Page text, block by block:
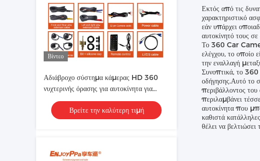
Βίντεο
Αδιάβροχο σύστημα κάμερας HD 360
νυχτερινής όρασης για αυτοκίνητα για
οθόνη 8,8 ιντσών Mazda
Βρείτε την καλύτερη τιμή
Εκτός από τις
χαρακτηριστικό
εάν υπάρχει
αυτοκίνητό τους
Το 360 Car
ελέγχου, το οποίο
την εναλλαγή
Συνοπτικά, το
οδήγησης.Αυτό το
περιβάλλοντος
περιλαμβάνει
αυτοκίνητα που
καθιστά
θέλει να